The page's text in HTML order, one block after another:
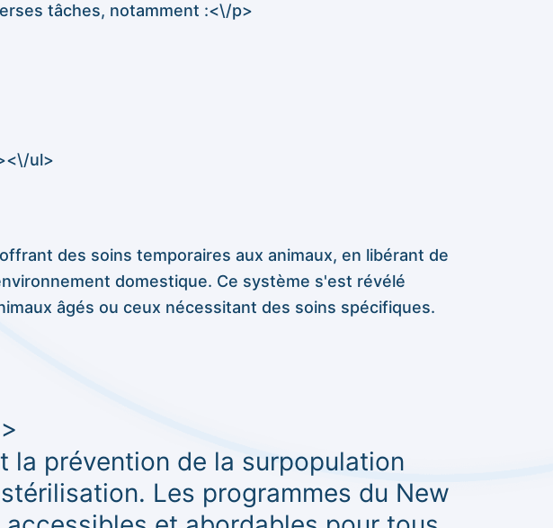
tâches, notamment :<\/p>
ul>
des soins temporaires aux animaux, en libérant de
domestique. Ce système s'est révélé
âgés ou ceux nécessitant des soins spécifiques.
la prévention de la surpopulation
Les programmes du New